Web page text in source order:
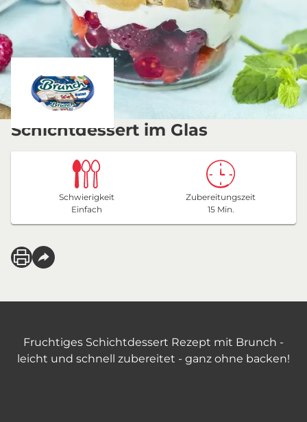
Schichtdessert im Glas
Schwierigkeit
Einfach
Zubereitungszeit
15 Min.
Fruchtiges Schichtdessert Rezept mit Brunch -
leicht und schnell zubereitet - ganz ohne backen!